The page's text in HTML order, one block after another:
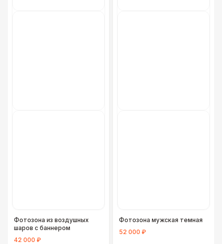
Фотозона из воздушных
шаров с баннером
42 000 ₽
Фотозона мужская темная
52 000 ₽